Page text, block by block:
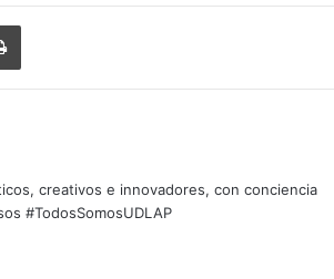
Print
creativos e innovadores, con conciencia
#TodosSomosUDLAP